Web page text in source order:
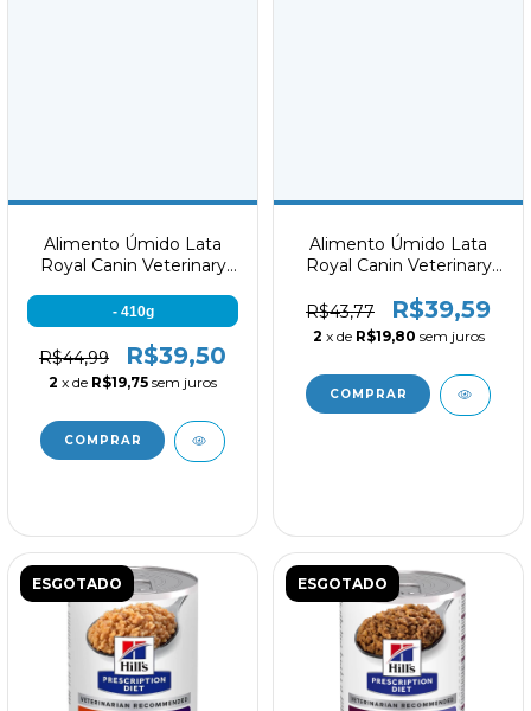
Alimento Úmido Lata
Royal Canin Veterinary
- 410g
R$44,99 R$39,50
2 x de R$19,75 sem juros
Alimento Úmido Lata
Royal Canin Veterinary
R$43,77
R$39,59
2 x de R$19,80 sem juros
ESGOTADO ESGOTADO